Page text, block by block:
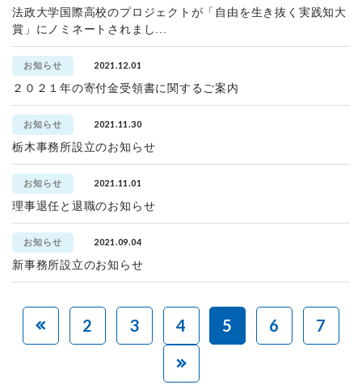
法政大学国際高校のプロジェクトが「自由を生き抜く実践知大
賞」にノミネートされまし...
お知らせ 2021.12.01
２０２１年の寄付金受領書に関するご案内
お知らせ 2021.11.30
栃木事務所設立のお知らせ
お知らせ 2021.11.01
理事退任と退職のお知らせ
お知らせ 2021.09.04
新事務所設立のお知らせ
2 3 4 5 6 7